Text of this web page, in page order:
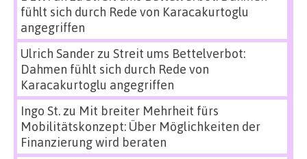
fühlt sich durch Rede von Karacakurtoglu
angegriffen
Ulrich Sanderzu Streit ums Bettelverbot:
Dahmen fühlt sich durch Rede von
Karacakurtoglu angegriffen
Ingo St.zu Mit breiter Mehrheit fürs
Mobilitätskonzept: Über Möglichkeiten der
Finanzierung wird beraten